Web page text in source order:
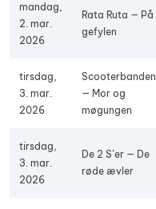
mandag,
2. mar.
2026
Rata Ruta — På
gefylen
tirsdag,
3. mar.
2026
Scooterbanden
— Mor og
møgungen
tirsdag,
3. mar.
2026
De 2 S’er — De
røde ævler